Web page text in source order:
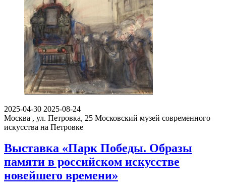
2025-04-30 2025-08-24
Москва , ул. Петровка, 25 Московский музей современного
искусства на Петровке
Выставка «Парк Победы. Образы
памяти в российском искусстве
новейшего времени»